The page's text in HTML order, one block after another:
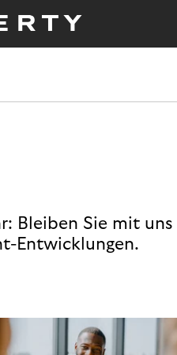
Bleiben Sie mit
Entwicklungen.